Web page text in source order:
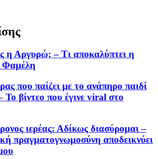
η Αργυρώ; – Τι αποκαλύπτει η
Φαμέλη
που παίζει με το ανάπηρο παιδί
Το βίντεο που έγινε viral στο
ιερέας: Αδίκως διασύρομαι –
πραγματογνωμοσύνη αποδεικνύει